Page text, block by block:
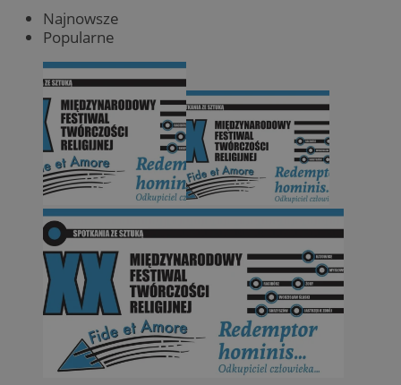
Najnowsze
Popularne